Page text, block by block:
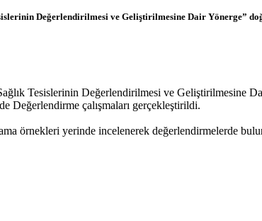
Değerlendirilmesi ve Geliştirilmesine Dair Yönerge”
Tesislerinin Değerlendirilmesi ve Geliştirilmesine
Değerlendirme çalışmaları gerçekleştirildi.
örnekleri yerinde incelenerek değerlendirmelerde